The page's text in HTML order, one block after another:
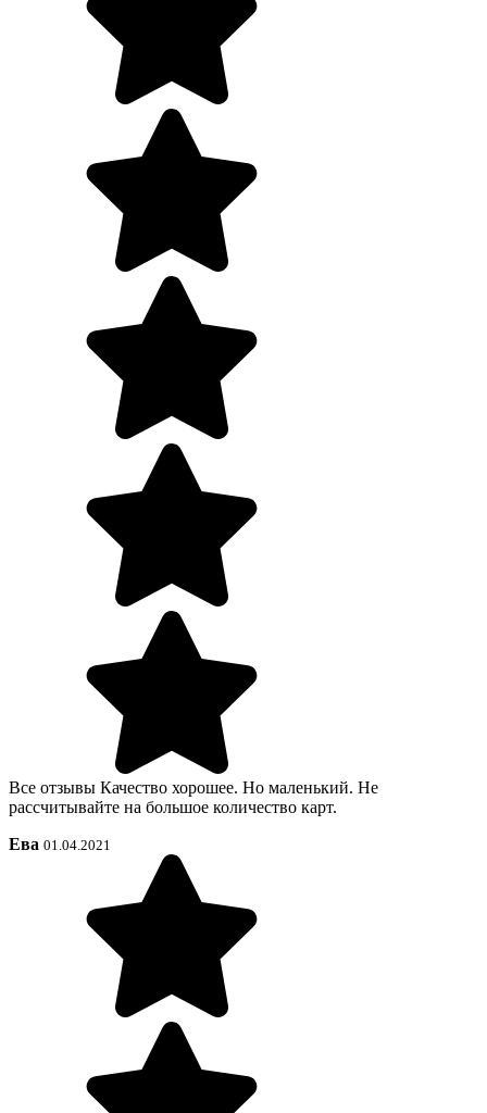
Все отзывы Качество хорошее. Но маленький. Не
рассчитывайте на большое количество карт.
Ева 01.04.2021